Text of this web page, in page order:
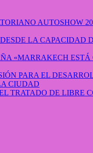
AUTOSHOW
CIUDAD
TRATADO DE LIBRE